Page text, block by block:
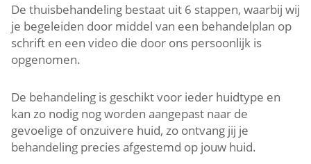
De thuisbehandeling bestaat uit 6 stappen, waarbij wij
je begeleiden door middel van een behandelplan op
schrift en een video die door ons persoonlijk is
opgenomen.
De behandeling is geschikt voor ieder huidtype en
kan zo nodig nog worden aangepast naar de
gevoelige of onzuivere huid, zo ontvang jij je
behandeling precies afgestemd op jouw huid.